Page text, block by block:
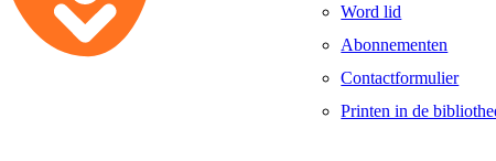
Word lid
Abonnementen
Contactformulier
Printen in de